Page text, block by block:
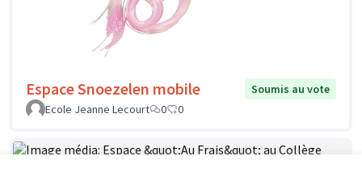
Espace Snoezelen mobile
Soumis au vote
Ecole Jeanne Lecourt
0 0